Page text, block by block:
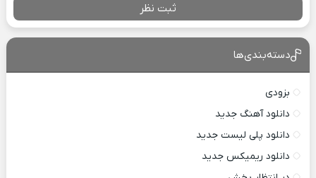
ثبت نظر
دسته‌بندی‌ها
بزودی
دانلود آهنگ جدید
دانلود پلی لیست جدید
دانلود ریمیکس جدید